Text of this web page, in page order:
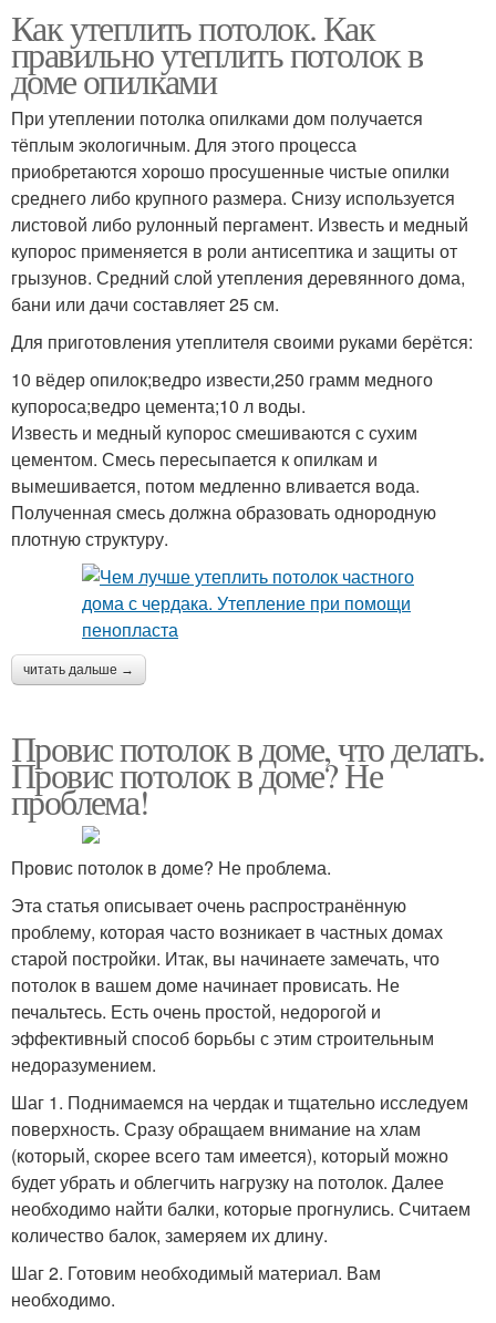
Как утеплить потолок. Как
правильно утеплить потолок в
доме опилками
При утеплении потолка опилками дом получается
тёплым экологичным. Для этого процесса
приобретаются хорошо просушенные чистые опилки
среднего либо крупного размера. Снизу используется
листовой либо рулонный пергамент. Известь и медный
купорос применяется в роли антисептика и защиты от
грызунов. Средний слой утепления деревянного дома,
бани или дачи составляет 25 см.
Для приготовления утеплителя своими руками берётся:
10 вёдер опилок;ведро извести,250 грамм медного
купороса;ведро цемента;10 л воды.
Известь и медный купорос смешиваются с сухим
цементом. Смесь пересыпается к опилкам и
вымешивается, потом медленно вливается вода.
Полученная смесь должна образовать однородную
плотную структуру.
читать дальше →
Провис потолок в доме, что делать.
Провис потолок в доме? Не
проблема!
Провис потолок в доме? Не проблема.
Эта статья описывает очень распространённую
проблему, которая часто возникает в частных домах
старой постройки. Итак, вы начинаете замечать, что
потолок в вашем доме начинает провисать. Не
печальтесь. Есть очень простой, недорогой и
эффективный способ борьбы с этим строительным
недоразумением.
Шаг 1. Поднимаемся на чердак и тщательно исследуем
поверхность. Сразу обращаем внимание на хлам
(который, скорее всего там имеется), который можно
будет убрать и облегчить нагрузку на потолок. Далее
необходимо найти балки, которые прогнулись. Считаем
количество балок, замеряем их длину.
Шаг 2. Готовим необходимый материал. Вам
необходимо.